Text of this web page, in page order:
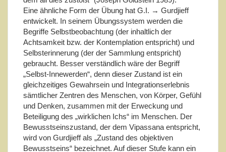
Eine ähnliche Form der Übung hat G.I. → Gurdjieff
entwickelt. In seinem Übungssystem werden die
Begriffe Selbstbeobachtung (der inhaltlich der
Achtsamkeit bzw. der Kontemplation entspricht) und
Selbsterinnerung (der der Sammlung entspricht)
gebraucht. Besser verständlich wäre der Begriff
„Selbst-Innewerden“, denn dieser Zustand ist ein
gleichzeitiges Gewahrsein und Integrationserlebnis
sämtlicher Zentren des Menschen, von Körper, Gefühl
und Denken, zusammen mit der Erweckung und
Beteiligung des „wirklichen Ichs“ im Menschen. Der
Bewusstseinszustand, der dem Vipassana entspricht,
wird von Gurdjieff als „Zustand des objektiven
Bewusstseins“ bezeichnet. Auf dieser Stufe kann ein